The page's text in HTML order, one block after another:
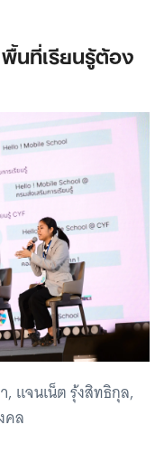
นที่เรียนรู้ต้อง
แจนเน็ต รุ้งสิทธิกุล,
คล